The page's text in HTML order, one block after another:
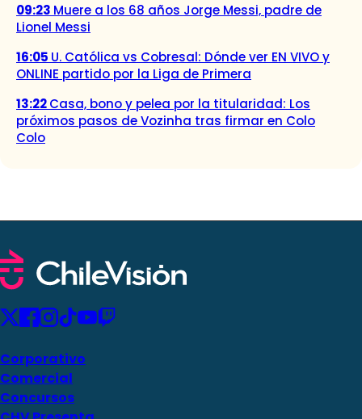
09:23 Muere a los 68 años Jorge Messi, padre de
Lionel Messi
16:05 U. Católica vs Cobresal: Dónde ver EN VIVO y
ONLINE partido por la Liga de Primera
13:22Casa, bono y pelea por la titularidad: Los
próximos pasos de Vozinha tras firmar en Colo
Colo
Corporativo
Comercial
Concursos